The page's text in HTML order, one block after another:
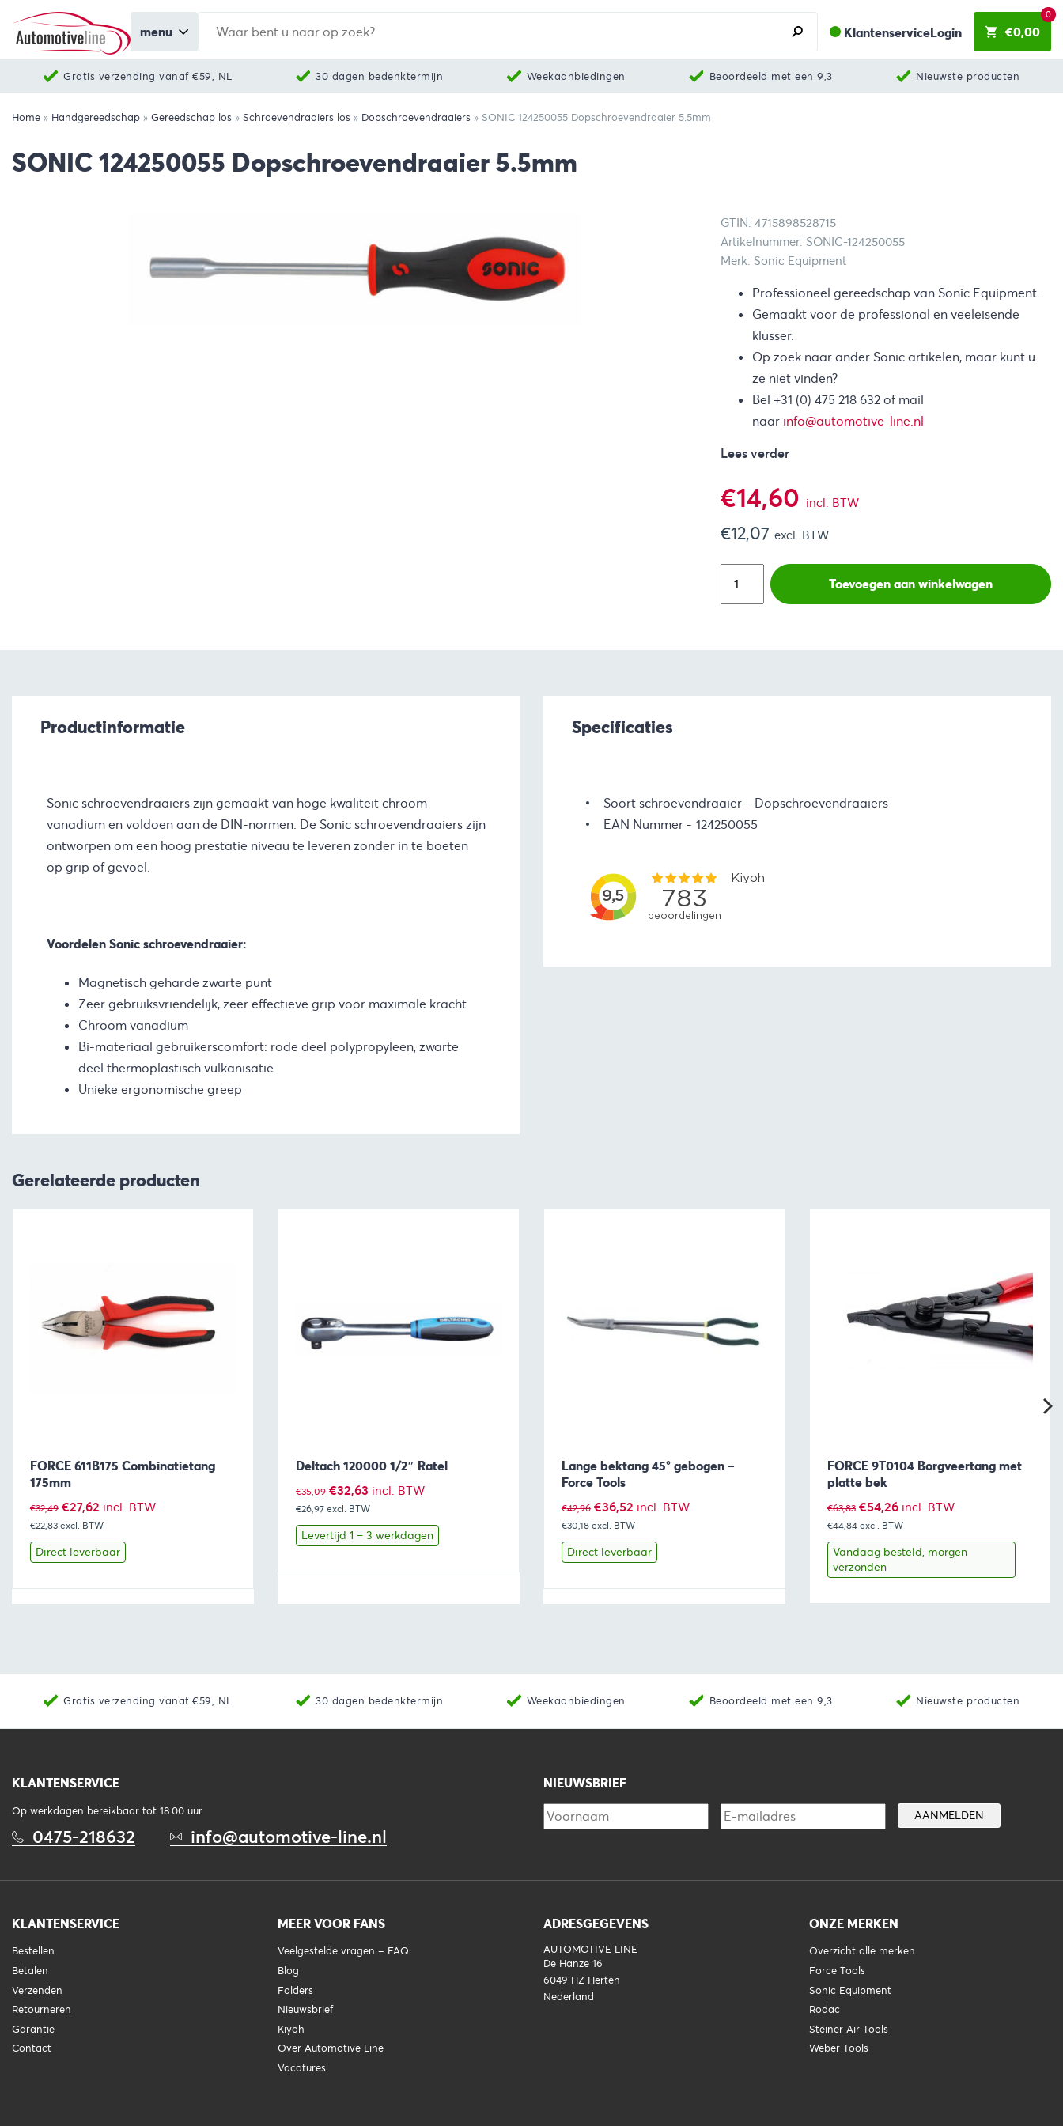
menu KlantenserviceLogin €0,00
0
Gratis verzending vanaf €59, NL 30 dagen bedenktermijn Weekaanbiedingen Beoordeeld met een 9,3 Nieuwste producten
Home » Handgereedschap » Gereedschap los » Schroevendraaiers los » Dopschroevendraaiers » SONIC 124250055 Dopschroevendraaier 5.5mm
SONIC 124250055 Dopschroevendraaier 5.5mm
GTIN: 4715898528715
Artikelnummer: SONIC-124250055
Merk: Sonic Equipment
Professioneel gereedschap van Sonic Equipment.
Gemaakt voor de professional en veeleisende
klusser.
Op zoek naar ander Sonic artikelen, maar kunt u
ze niet vinden?
Bel +31 (0) 475 218 632 of mail
naar info@automotive-line.nl
Lees verder
€14,60 incl. BTW
€12,07 excl. BTW
Toevoegen aan winkelwagen
Productinformatie
Sonic schroevendraaiers zijn gemaakt van hoge kwaliteit chroom
vanadium en voldoen aan de DIN-normen. De Sonic schroevendraaiers zijn
ontworpen om een hoog prestatie niveau te leveren zonder in te boeten
op grip of gevoel.
Voordelen Sonic schroevendraaier:
Magnetisch geharde zwarte punt
Zeer gebruiksvriendelijk, zeer effectieve grip voor maximale kracht
Chroom vanadium
Bi-materiaal gebruikerscomfort: rode deel polypropyleen, zwarte
deel thermoplastisch vulkanisatie
Unieke ergonomische greep
Specificaties
Soort schroevendraaier
Dopschroevendraaiers
EAN Nummer
124250055
Gerelateerde producten
FORCE 611B175 Combinatietang
175mm
€32,49 Oorspronkelijke
prijs
was:
€27,62Huidige
prijs
is:
incl. BTW
€22,83 excl. BTW
Direct leverbaar
Deltach 120000 1/2″ Ratel
€35,09 Oorspronkelijke
prijs
was:
€32,63Huidige
prijs
is:
incl. BTW
€26,97 excl. BTW
Levertijd 1 – 3 werkdagen
Lange bektang 45° gebogen –
Force Tools
€42,96 Oorspronkelijke
prijs
was:
€36,52Huidige
prijs
is:
incl. BTW
€30,18 excl. BTW
Direct leverbaar
FORCE 9T0104 Borgveertang met
platte bek
€63,83 Oorspronkelijke
prijs
was:
€63,83.
€54,26Huidige
prijs
is:
incl. BTW
€44,84 excl. BTW
Vandaag besteld, morgen
verzonden
Gratis verzending vanaf €59, NL 30 dagen bedenktermijn Weekaanbiedingen Beoordeeld met een 9,3 Nieuwste producten
KLANTENSERVICE
Op werkdagen bereikbaar tot 18.00 uur
0475-218632 info@automotive-line.nl
NIEUWSBRIEF
KLANTENSERVICE
Bestellen
Betalen
Verzenden
Retourneren
Garantie
Contact
MEER VOOR FANS
Veelgestelde vragen – FAQ
Blog
Folders
Nieuwsbrief
Kiyoh
Over Automotive Line
Vacatures
ADRESGEGEVENS
AUTOMOTIVE LINE
De Hanze 16
6049 HZ Herten
Nederland
ONZE MERKEN
Overzicht alle merken
Force Tools
Sonic Equipment
Rodac
Steiner Air Tools
Weber Tools